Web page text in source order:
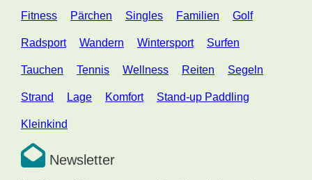
Fitness Pärchen Singles Familien Golf
Radsport Wandern Wintersport Surfen
Tauchen Tennis Wellness Reiten Segeln
Strand Lage Komfort Stand-up Paddling
Kleinkind
Newsletter